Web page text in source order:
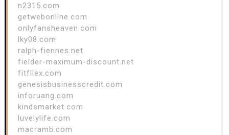
n2315.com
getwebonline.com
onlyfansheaven.com
lky08.com
ralph-fiennes.net
fielder-maximum-discount.net
fitfllex.com
genesisbusinesscredit.com
inforuang.com
kindsmarket.com
luvelylife.com
macramb.com